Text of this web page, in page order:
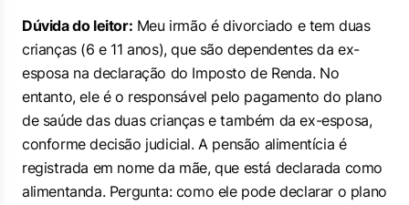
Dúvida do leitor: Meu irmão é divorciado e tem duas
crianças (6 e 11 anos), que são dependentes da ex-
esposa na declaração do Imposto de Renda. No
entanto, ele é o responsável pelo pagamento do plano
de saúde das duas crianças e também da ex-esposa,
conforme decisão judicial. A pensão alimentícia é
registrada em nome da mãe, que está declarada como
alimentanda. Pergunta: como ele pode declarar o plano